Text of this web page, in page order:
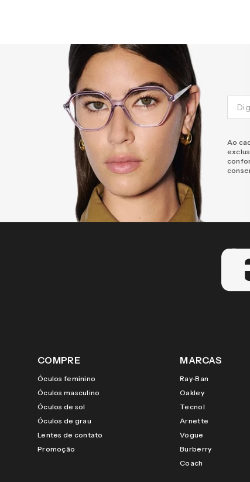
Ao
COMPRE
Óculos feminino
Óculos masculino
Óculos de sol
Óculos de grau
Lentes de contato
Promoção
MARCAS
Ray-Ban
Oakley
Tecnol
Arnette
Vogue
Burberry
Coach